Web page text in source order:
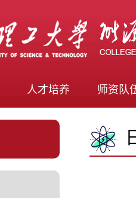
人才培养 师资队